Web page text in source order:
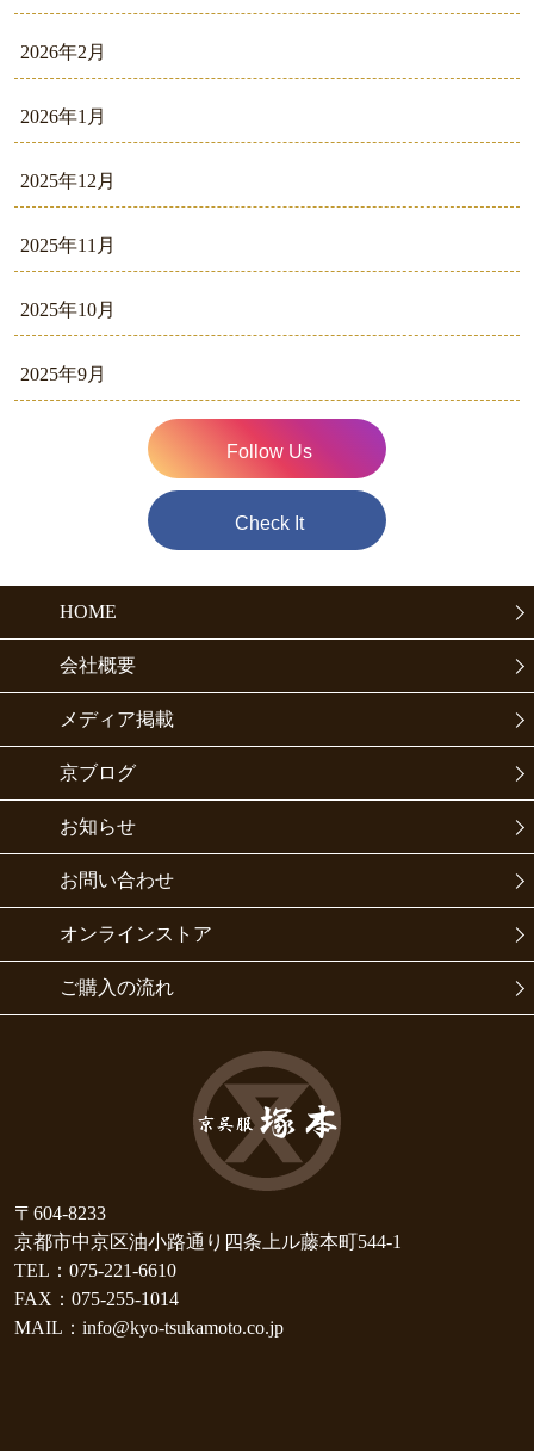
2026年2月
2026年1月
2025年12月
2025年11月
2025年10月
2025年9月
Follow Us
Check It
HOME
会社概要
メディア掲載
京ブログ
お知らせ
お問い合わせ
オンラインストア
ご購入の流れ
〒604-8233
京都市中京区油小路通り四条上ル藤本町544-1
TEL：075-221-6610
FAX：075-255-1014
MAIL：info@kyo-tsukamoto.co.jp